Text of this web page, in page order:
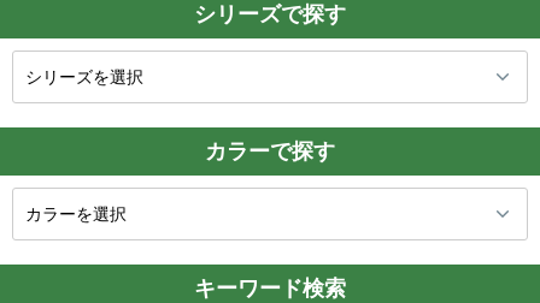
シリーズで探す
カラーで探す
キーワード検索